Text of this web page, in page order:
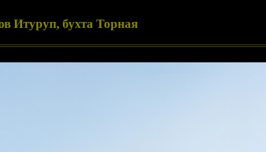
Итуруп, бухта Торная